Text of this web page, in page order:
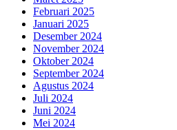
Februari 2025
Januari 2025
Desember 2024
November 2024
Oktober 2024
September 2024
Agustus 2024
Juli 2024
Juni 2024
Mei 2024